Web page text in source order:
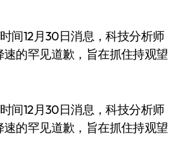
速的罕见道歉，旨在抓住持观望
间12月30日消息，科技分析师
速的罕见道歉，旨在抓住持观望